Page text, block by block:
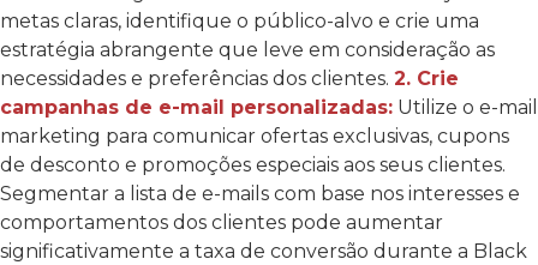
metas claras, identifique o público-alvo e crie uma
estratégia abrangente que leve em consideração as
necessidades e preferências dos clientes. 2. Crie
campanhas de e-mail personalizadas: Utilize o e-mail
marketing para comunicar ofertas exclusivas, cupons
de desconto e promoções especiais aos seus clientes.
Segmentar a lista de e-mails com base nos interesses e
comportamentos dos clientes pode aumentar
significativamente a taxa de conversão durante a Black